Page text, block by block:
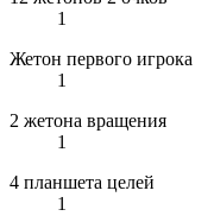
1
Жетон первого игрока
1
2 жетона вращения
1
4 планшета целей
1